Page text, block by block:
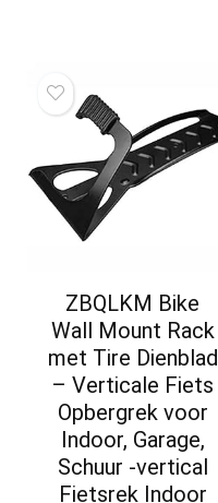
ZBQLKM Bike
Wall Mount Rack
met Tire Dienblad
– Verticale Fiets
Opbergrek voor
Indoor, Garage,
Schuur -vertical
Fietsrek Indoor